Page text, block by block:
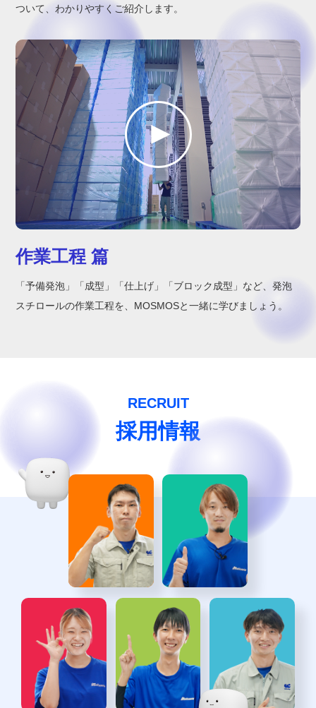
ついて、わかりやすくご紹介します。
作業工程 篇
「予備発泡」「成型」「仕上げ」「ブロック成型」など、発泡
スチロールの作業工程を、MOSMOSと一緒に学びましょう。
RECRUIT
採用情報